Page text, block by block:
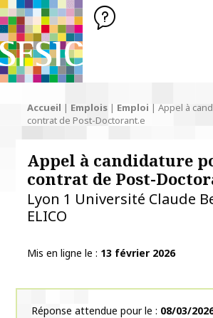
SFSIC Société Française des Sciences
Société Française
de l'Information
Accueil | Emplois | Emploi | Appel à
contrat de Post-Doctorant.e
Appel à candidature
contrat de Post-
Lyon 1 Université Claude
ELICO
Mis en ligne le 13 février 2026
Réponse attendue pour le
08/03/